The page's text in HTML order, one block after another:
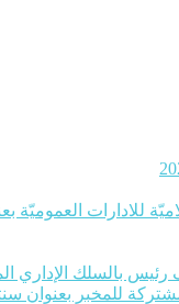
العموميّة بعنوان
بالسلك الإداري
بعنوان سنتي 2022